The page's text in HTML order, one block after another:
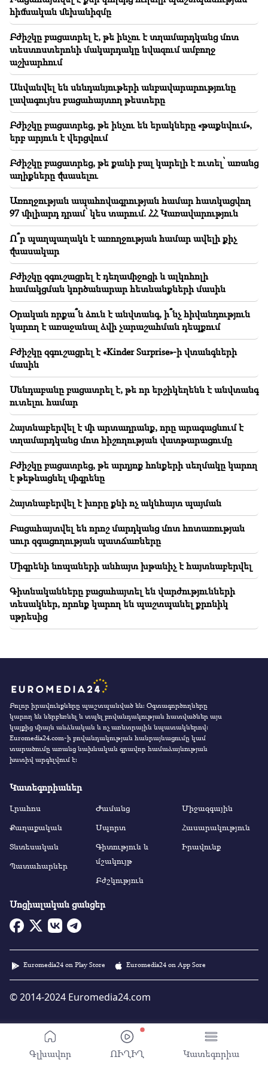
Գլխավոր ՈՒՂԻՂ Կատեգորիա
Եղեգիս-Հերմոն ավտոճանապարհին հորդառատ
անձրևի հետևանքով տեղի է ունեցել քարաթափում․
այն դարձել է ոչ երթևեկելի
18:35
Թուրքիայի Հայոց պատրիարքությունը զորակցում է
Ամենայն Հայոց կաթողիկոսին
18:14
Արամ Վարդևանյանը ընտրվեց ԱԺ փոխնախագահ.
Աշխարհի ամենատարեց նախագահը անհետ կորել
է (տեսանյութ)
17:58
Մայրության նպաստից մինչև հիփոթեքի մարում․
ինչ աջակցություն է պետությունը տալիս երեխա
ունեցող ընտանիքներին
17:48 Կարևոր
ԱԳՆ-ն Ռուբեն Վարդանյանի կնոջը հանդիպման
առաջարկ է փոխանցել
17:13
Մարոկկոյի իշխանությունները թույլատրել են
միգրանտներին նավակով հատել Իսպանիայի հետ
սահմանը
17:03
Bild: Գերմանիայի Լայպցիգի օդանավակայանում
անօդաչու թռչող սարքի վրա ԴՆԹ հետքեր են
հայտնաբերվել
16:37
Կարապետյանի թիմը կո՞ղմ է ՀՀ-ն ԵՄ-ին
ինտեգրելուն
16:07
Քասախ համայնքի նախկին ղեկավարը 28 հողամաս
է օտարել. 6 անձ ձերբակալվել է
հիմնական մեխանիզմը
Բժիշկը բացատրել է, թե ինչու է տղամարդկանց մոտ
տեստոստերոնի մակարդակը նվազում ամբողջ
աշխարհում
Անվանվել են սննդանյութերի անբավարարությունը
լավագույնս բացահայտող թեստերը
Բժիշկը բացատրեց, թե ինչու են երակները «թաքնվում»,
երբ արյուն է վերցվում
Բժիշկը բացատրեց, թե քանի բալ կարելի է ուտել՝ առանց
աղիքները վնասելու
Առողջության ապահովագրության համար հատկացվող
97 միլիարդ դրամ՝ կես տարում. ՀՀ Կառավարություն
Ո՞ր պաղպաղակն է առողջության համար ավելի քիչ
վնասակար
Բժիշկը զգուշացրել է դեղամիջոցի և ալկոհոլի
համակցման կործանարար հետևանքների մասին
Օրական որքա՞ն ձուն է անվտանգ, ի՞նչ հիվանդություն
կարող է առաջանալ ձվի չարաշահման դեպքում
Բժիշկը զգուշացրել է «Kinder Surprise»-ի վտանգների
մասին
Սննդաբանը բացատրել է, թե որ երշիկեղենն է անվտանգ
ուտելու համար
Հայտնաբերվել է մի արտադրանք, որը արագացնում է
տղամարդկանց մոտ հիշողության վատթարացումը
Բժիշկը բացատրեց, թե արդյոք հոնքերի սեղմակը կարող
է թեթևացնել միգրենը
Հայտնաբերվել է խորը քնի ոչ ակնհայտ պայման
Բացահայտվել են որոշ մարդկանց մոտ հոտառության
սուր զգացողության պատճառները
Միգրենի նոպաների անհայտ խթանիչ է հայտնաբերվել
Գիտնականները բացահայտել են վարժությունների
տեսակներ, որոնք կարող են պաշտպանել քրոնիկ
սթրեսից
Բոլոր իրավունքները պաշտպանված են։ Օգտագործողները
կարող են ներբեռնել և տպել բովանդակության հատվածներ այս
կայքից միայն անձնական և ոչ առևտրային նպատակներով:
Euromedia24.com-ի բովանդակության հանրայնացումը կամ
տարածումը առանց նախնական գրավոր համաձայնության
խստիվ արգելվում է:
Կատեգորիաներ
Լրահոս
Քաղաքական
Տնտեսական
Պատահարներ
Ժամանց
Սպորտ
Գիտություն և
մշակույթ
Բժշկություն
Միջազգային
Հասարակություն
Իրավունք
Սոցիալական ցանցեր
© 2014-2024 Euromedia24.com
Euromedia24 on Play Store Euromedia24 on App Sore